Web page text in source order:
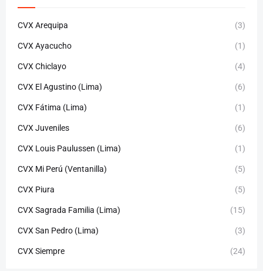
CVX Arequipa (3)
CVX Ayacucho (1)
CVX Chiclayo (4)
CVX El Agustino (Lima) (6)
CVX Fátima (Lima) (1)
CVX Juveniles (6)
CVX Louis Paulussen (Lima) (1)
CVX Mi Perú (Ventanilla) (5)
CVX Piura (5)
CVX Sagrada Familia (Lima) (15)
CVX San Pedro (Lima) (3)
CVX Siempre (24)